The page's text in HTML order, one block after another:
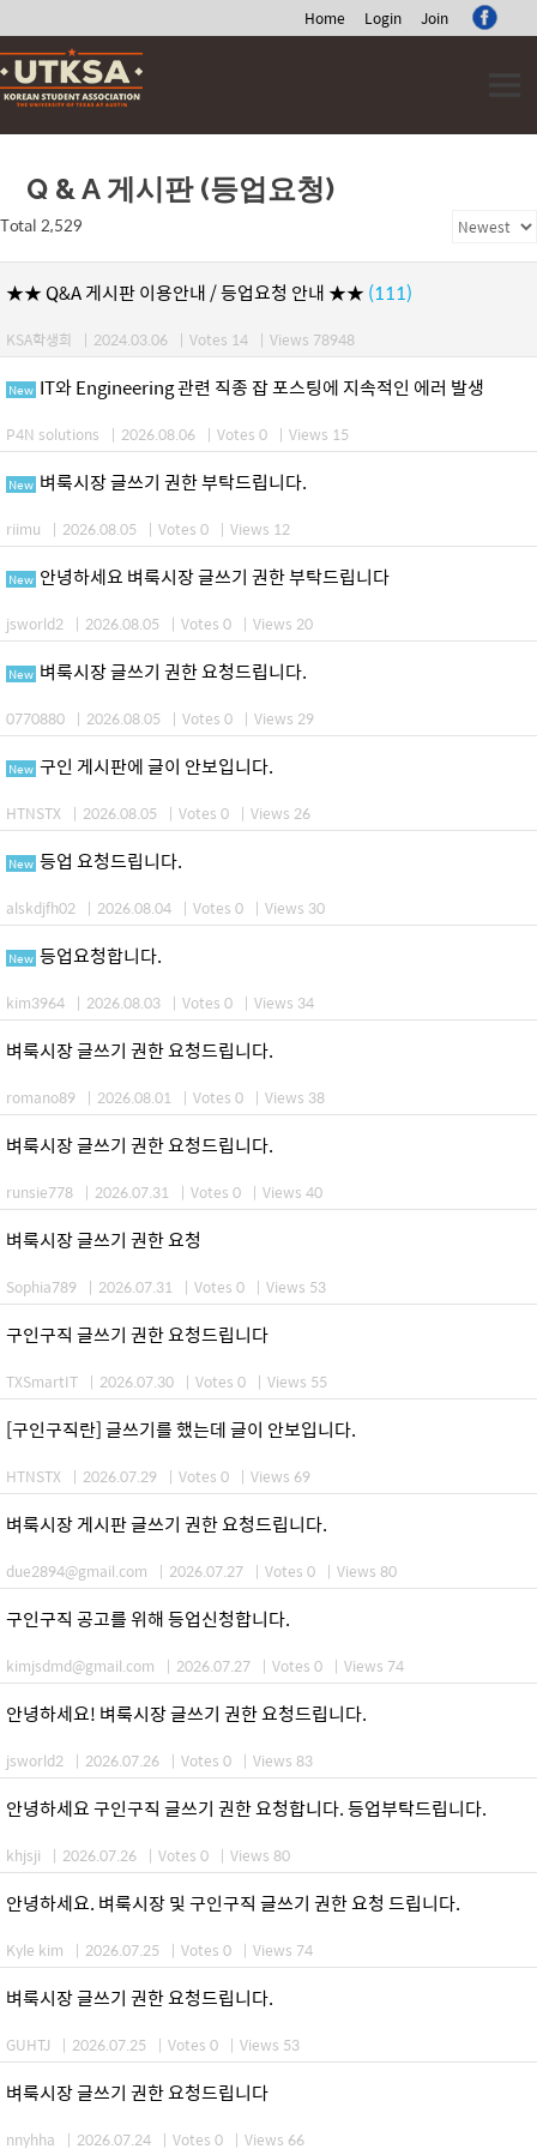
Home Login Join
Skip
to
content
Q & A 게시판 (등업요청)
Total 2,529
★★ Q&A 게시판 이용안내 / 등업요청 안내 ★★ (111)
KSA학생회 | 2024.03.06 | Votes 14 | Views 78948
New IT와 Engineering 관련 직종 잡 포스팅에 지속적인 에러 발생
P4N solutions | 2026.08.06 | Votes 0 | Views 15
New 벼룩시장 글쓰기 권한 부탁드립니다.
riimu | 2026.08.05 | Votes 0 | Views 12
New 안녕하세요 벼룩시장 글쓰기 권한 부탁드립니다
jsworld2 | 2026.08.05 | Votes 0 | Views 20
New 벼룩시장 글쓰기 권한 요청드립니다.
0770880 | 2026.08.05 | Votes 0 | Views 29
New 구인 게시판에 글이 안보입니다.
HTNSTX | 2026.08.05 | Votes 0 | Views 26
New 등업 요청드립니다.
alskdjfh02 | 2026.08.04 | Votes 0 | Views 30
New 등업요청합니다.
kim3964 | 2026.08.03 | Votes 0 | Views 34
벼룩시장 글쓰기 권한 요청드립니다.
romano89 | 2026.08.01 | Votes 0 | Views 38
벼룩시장 글쓰기 권한 요청드립니다.
runsie778 | 2026.07.31 | Votes 0 | Views 40
벼룩시장 글쓰기 권한 요청
Sophia789 | 2026.07.31 | Votes 0 | Views 53
구인구직 글쓰기 권한 요청드립니다
TXSmartIT | 2026.07.30 | Votes 0 | Views 55
[구인구직란] 글쓰기를 했는데 글이 안보입니다.
HTNSTX | 2026.07.29 | Votes 0 | Views 69
벼룩시장 게시판 글쓰기 권한 요청드립니다.
due2894@gmail.com | 2026.07.27 | Votes 0 | Views 80
구인구직 공고를 위해 등업신청합니다.
kimjsdmd@gmail.com | 2026.07.27 | Votes 0 | Views 74
안녕하세요! 벼룩시장 글쓰기 권한 요청드립니다.
jsworld2 | 2026.07.26 | Votes 0 | Views 83
안녕하세요 구인구직 글쓰기 권한 요청합니다. 등업부탁드립니다.
khjsji | 2026.07.26 | Votes 0 | Views 80
안녕하세요. 벼룩시장 및 구인구직 글쓰기 권한 요청 드립니다.
Kyle kim | 2026.07.25 | Votes 0 | Views 74
벼룩시장 글쓰기 권한 요청드립니다.
GUHTJ | 2026.07.25 | Votes 0 | Views 53
벼룩시장 글쓰기 권한 요청드립니다
nnyhha | 2026.07.24 | Votes 0 | Views 66